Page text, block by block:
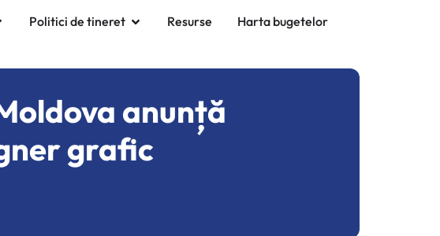
Politici de tineret Resurse Harta bugetelor
anunță
grafic